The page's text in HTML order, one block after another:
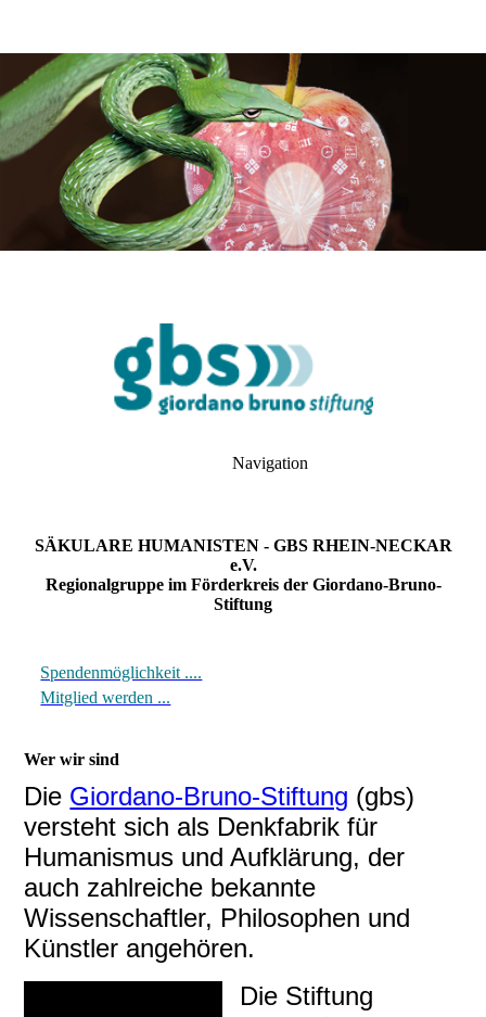
Navigation
SÄKULARE HUMANISTEN - GBS RHEIN-NECKAR
e.V.
Regionalgruppe im Förderkreis der Giordano-Bruno-
Stiftung
Spendenmöglichkeit ....
Mitglied werden ...
Wer wir sind
Die Giordano-Bruno-Stiftung (gbs)
versteht sich als Denkfabrik für
Humanismus und Aufklärung, der
auch zahlreiche bekannte
Wissenschaftler, Philosophen und
Künstler angehören.
Die Stiftung